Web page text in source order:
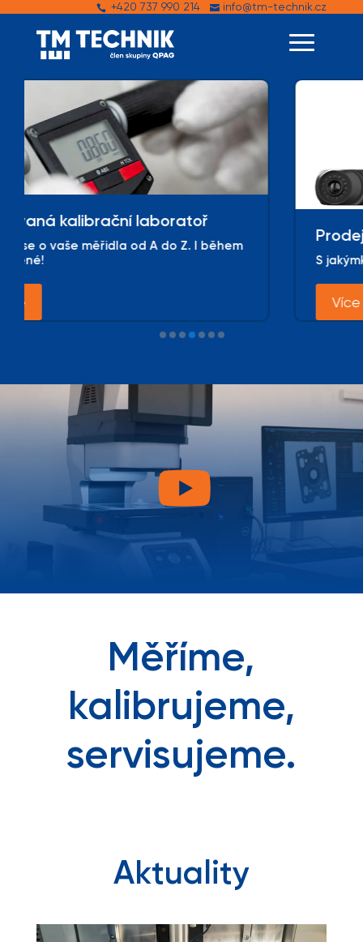
+420 737 990 214 info@tm-technik.cz
I během
S jakýmkoli dotazem či poptávkou se
Měříme,
kalibrujeme,
servisujeme.
Aktuality